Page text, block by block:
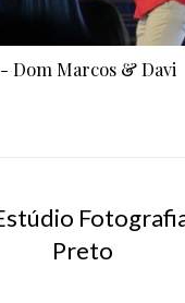
Dom Marcos & Davi
Preto